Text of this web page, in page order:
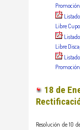
Libre
Libre
18 de
Resolución de 10